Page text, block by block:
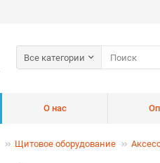
Все категории
О нас
Щитовое оборудование